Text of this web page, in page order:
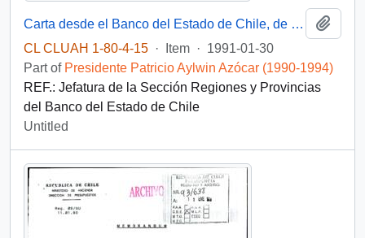
Carta desde el Banco del Estado de Chile, de su Presidente, sr. Andrés Sanfuentes Vergara, dirigida al Señor Patricio Aylwin A., Presidente de la República
CL CLUAH 1-80-4-15 · Item · 1991-01-30
Part of Presidente Patricio Aylwin Azócar (1990-1994)
REF.: Jefatura de la Sección Regiones y Provincias
del Banco del Estado de Chile
Untitled